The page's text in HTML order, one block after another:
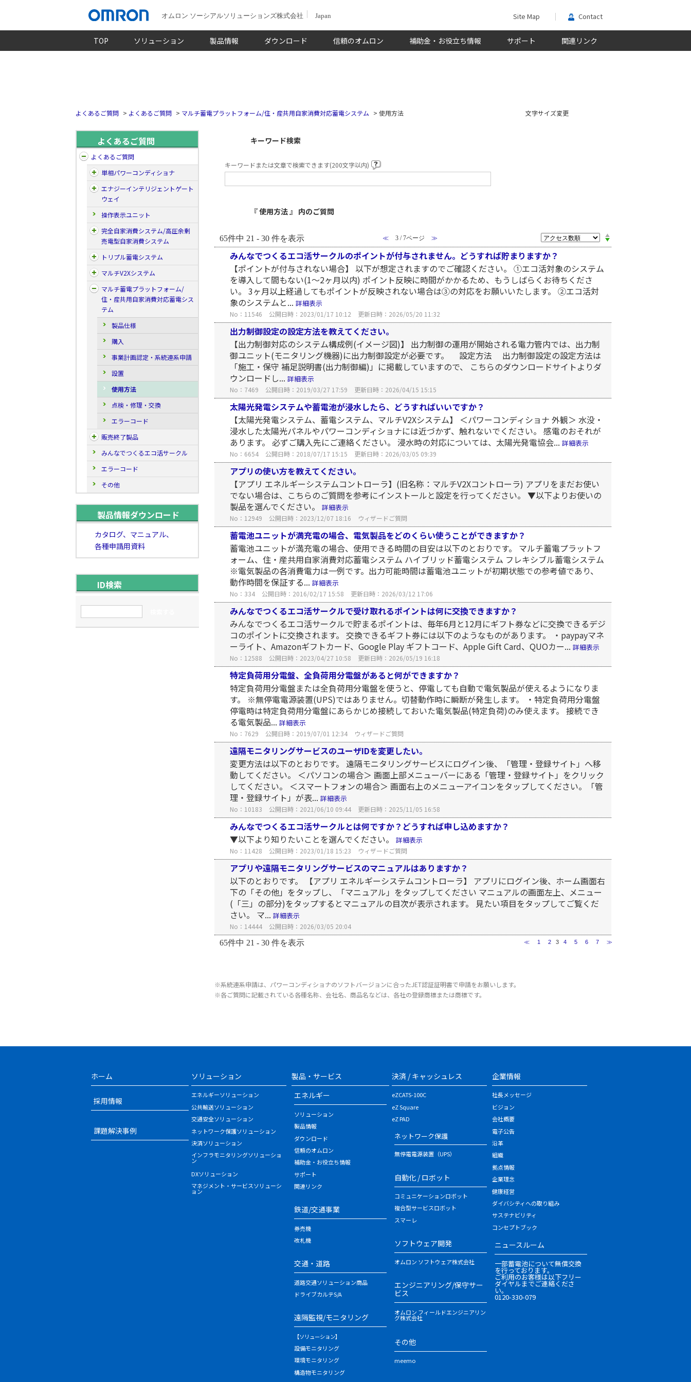
オムロン ソーシアルソリューションズ株式会社 Japan Site Map Contact
TOP ソリューション 製品情報 ダウンロード 信頼のオムロン 補助金・お役立ち情報 サポート 関連リンク
文字サイズ変更
よくあるご質問 > よくあるご質問 > マルチ蓄電プラットフォーム/住・産共用自家消費対応蓄電システム > 使用方法
よくあるご質問
よくあるご質問
単相パワーコンディショナ
エナジーインテリジェントゲート
ウェイ
操作表示ユニット
完全自家消費システム/高圧余剰
売電型自家消費システム
トリプル蓄電システム
マルチV2Xシステム
マルチ蓄電プラットフォーム/
住・産共用自家消費対応蓄電シス
テム
製品仕様
購入
事業計画認定・系統連系申請
設置
使用方法
点検・修理・交換
エラーコード
販売終了製品
みんなでつくるエコ活サークル
エラーコード
その他
製品情報ダウンロード
カタログ、マニュアル、
各種申請用資料
ID検索
キーワード検索
キーワードまたは文章で検索できます(200文字以内)
『 使用方法 』 内のご質問
65件中 21 - 30 件を表示 ≪ 3 / 7ページ ≫
みんなでつくるエコ活サークルのポイントが付与されません。どうすれば貯まりますか？
【ポイントが付与されない場合】 以下が想定されますのでご確認ください。 ①エコ活対象のシステム
を導入して間もない(1～2ヶ月以内) ポイント反映に時間がかかるため、もうしばらくお待ちくださ
い。 3ヶ月以上経過してもポイントが反映されない場合は③の対応をお願いいたします。 ②エコ活対
象のシステムと... 詳細表示
No：11546 公開日時：2023/01/17 10:12 更新日時：2026/05/20 11:32
出力制御設定の設定方法を教えてください。
【出力制御対応のシステム構成例(イメージ図)】 出力制御の運用が開始される電力管内では、出力制
御ユニット(モニタリング機器)に出力制御設定が必要です。 設定方法 出力制御設定の設定方法は
「施工・保守 補足説明書(出力制御編)」に掲載していますので、 こちらのダウンロードサイトよりダ
ウンロードし... 詳細表示
No：7469 公開日時：2019/03/27 17:59 更新日時：2026/04/15 15:15
太陽光発電システムや蓄電池が浸水したら、どうすればいいですか？
【太陽光発電システム、蓄電システム、マルチV2Xシステム】 ＜パワーコンディショナ 外観＞ 水没・
浸水した太陽光パネルやパワーコンディショナには近づかず、触れないでください。 感電のおそれが
あります。 必ずご購入先にご連絡ください。 浸水時の対応については、太陽光発電協会... 詳細表示
No：6654 公開日時：2018/07/17 15:15 更新日時：2026/03/05 09:39
アプリの使い方を教えてください。
【アプリ エネルギーシステムコントローラ】(旧名称：マルチV2Xコントローラ) アプリをまだお使い
でない場合は、こちらのご質問を参考にインストールと設定を行ってください。 ▼以下よりお使いの
製品を選んでください。
詳細表示
No：12949 公開日時：2023/12/07 18:16 ウィザードご質問
蓄電池ユニットが満充電の場合、電気製品をどのくらい使うことができますか？
蓄電池ユニットが満充電の場合、使用できる時間の目安は以下のとおりです。 マルチ蓄電プラットフ
ォーム、住・産共用自家消費対応蓄電システム ハイブリッド蓄電システム フレキシブル蓄電システム
※電気製品の各消費電力は一例です。出力可能時間は蓄電池ユニットが初期状態での参考値であり、
動作時間を保証する... 詳細表示
No：334 公開日時：2016/02/17 15:58 更新日時：2026/03/12 17:06
みんなでつくるエコ活サークルで受け取れるポイントは何に交換できますか？
みんなでつくるエコ活サークルで貯まるポイントは、毎年6月と12月にギフト券などに交換できるデジ
コのポイントに交換されます。 交換できるギフト券には以下のようなものがあります。 ・paypayマネ
ーライト、Amazonギフトカード、Google Play ギフトコード、Apple Gift Card、QUOカー... 詳細表示
No：12588 公開日時：2023/04/27 10:58 更新日時：2026/05/19 16:18
特定負荷用分電盤、全負荷用分電盤があると何ができますか？
特定負荷用分電盤または全負荷用分電盤を使うと、停電しても自動で電気製品が使えるようになりま
す。 ※無停電電源装置(UPS)ではありません。切替動作時に瞬断が発生します。 ・特定負荷用分電盤
停電時は特定負荷用分電盤にあらかじめ接続しておいた電気製品(特定負荷)のみ使えます。 接続でき
る電気製品... 詳細表示
No：7629 公開日時：2019/07/01 12:34 ウィザードご質問
遠隔モニタリングサービスのユーザIDを変更したい。
変更方法は以下のとおりです。 遠隔モニタリングサービスにログイン後、「管理・登録サイト」へ移
動してください。 ＜パソコンの場合＞ 画面上部メニューバーにある「管理・登録サイト」をクリック
してください。 ＜スマートフォンの場合＞ 画面右上のメニューアイコンをタップしてください。「管
理・登録サイト」が表... 詳細表示
No：10183 公開日時：2021/06/10 09:44 更新日時：2025/11/05 16:58
みんなでつくるエコ活サークルとは何ですか？どうすれば申し込めますか？
▼以下より知りたいことを選んでください。
詳細表示
No：11428 公開日時：2023/01/18 15:23 ウィザードご質問
アプリや遠隔モニタリングサービスのマニュアルはありますか？
以下のとおりです。 【アプリ エネルギーシステムコントローラ】 アプリにログイン後、ホーム画面右
下の「その他」をタップし、「マニュアル」をタップしてください マニュアルの画面左上、メニュー
(「三」の部分)をタップするとマニュアルの目次が表示されます。 見たい項目をタップしてご覧くだ
さい。 マ... 詳細表示
No：14444
公開日時：2026/03/05 20:04
65件中 21 - 30 件を表示
≪ 1 2 3 4 5 6 7 ≫
※系統連系申請は、パワーコンディショナのソフトバージョンに合ったJET認証証明書で申請をお願いします。
※各ご質問に記載されている各種名称、会社名、商品名などは、各社の登録商標または商標です。
ホーム
採用情報
課題解決事例
ソリューション
エネルギーソリューション
公共輸送ソリューション
交通安全ソリューション
ネットワーク保護ソリューション
決済ソリューション
インフラモニタリングソリューショ
ン
DXソリューション
マネジメント・サービスソリューシ
ョン
製品・サービス
エネルギー
ソリューション
製品情報
ダウンロード
信頼のオムロン
補助金・お役立ち情報
サポート
関連リンク
鉄道/交通事業
券売機
改札機
交通・道路
道路交通ソリューション商品
ドライブカルテS/A
遠隔監視/モニタリング
【ソリューション】
設備モニタリング
環境モニタリング
構造物モニタリング
決済 / キャッシュレス
eZCATS-100C
eZ Square
eZ PAD
ネットワーク保護
無停電電源装置（UPS）
自動化 / ロボット
コミュニケーションロボット
複合型サービスロボット
スマーレ
ソフトウェア開発
オムロン ソフトウェア株式会社
エンジニアリング/保守サー
ビス
オムロン フィールドエンジニアリン
グ株式会社
その他
meemo
企業情報
社長メッセージ
ビジョン
会社概要
電子公告
沿革
組織
拠点情報
企業理念
健康経営
ダイバシティへの取り組み
サステナビリティ
コンセプトブック
ニュースルーム
一部蓄電池について無償交換
を行っております。
ご利用のお客様は以下フリー
ダイヤルまでご連絡くださ
い。
0120-330-079